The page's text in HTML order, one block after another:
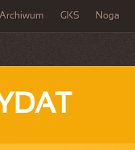
Archiwum GKS Noga